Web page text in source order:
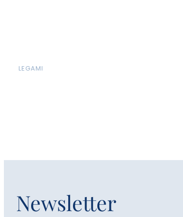
LEGAMI
Newsletter